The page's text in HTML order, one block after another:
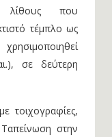
λίθους που
τέμπλο ως
σε δεύτερη
τοιχογραφίες,
στην